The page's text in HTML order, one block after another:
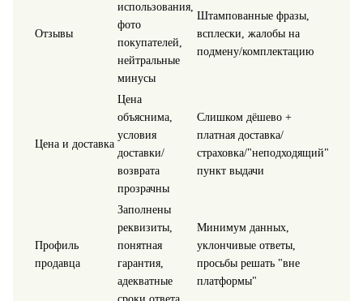
Отзывы
использования,
фото
покупателей,
нейтральные
минусы
Штампованные фразы,
всплески, жалобы на
подмену/комплектацию
Цена и доставка
Цена
объяснима,
условия
доставки/
возврата
прозрачны
Слишком дёшево +
платная доставка/
страховка/"неподходящий"
пункт выдачи
Профиль
продавца
Заполнены
реквизиты,
понятная
гарантия,
адекватные
Минимум данных,
уклончивые ответы,
просьбы решать "вне
платформы"